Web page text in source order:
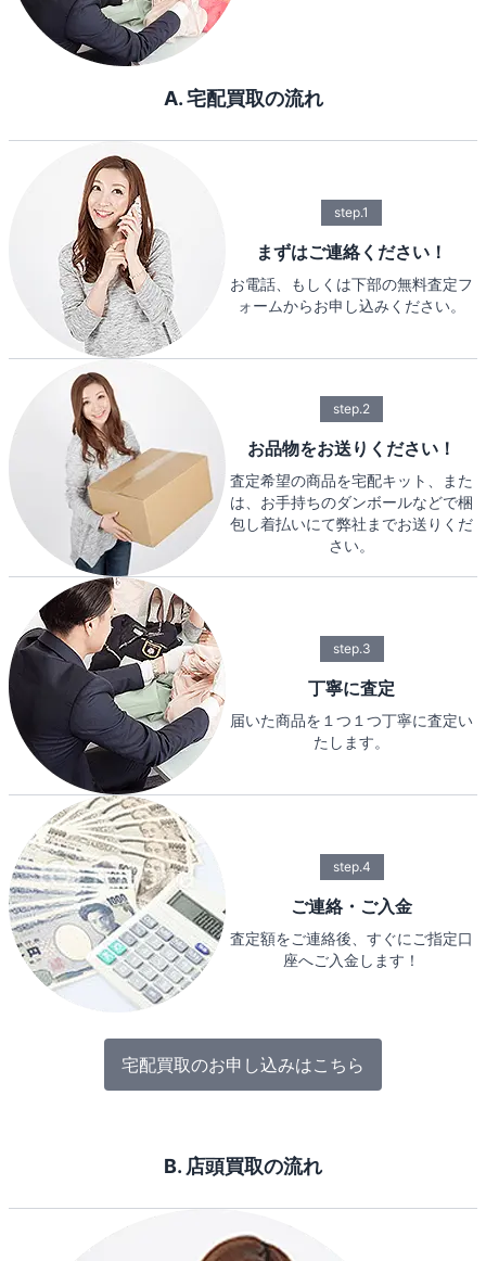
A. 宅配買取の流れ
step.1
まずはご連絡ください！
お電話、もしくは下部の無料査定フ
ォームからお申し込みください。
step.2
お品物をお送りください！
査定希望の商品を宅配キット、また
は、お手持ちのダンボールなどで梱
包し着払いにて弊社までお送りくだ
さい。
step.3
丁寧に査定
届いた商品を１つ１つ丁寧に査定い
たします。
step.4
ご連絡・ご入金
査定額をご連絡後、すぐにご指定口
座へご入金します！
宅配買取のお申し込みはこちら
B. 店頭買取の流れ